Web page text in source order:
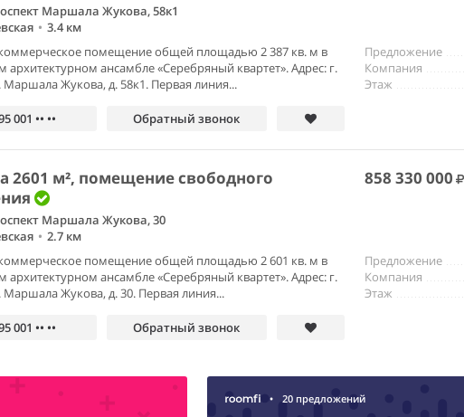
Маршала Жукова, 58к1
• 3.4 км
помещение общей площадью 2 387 кв. м в
архитектурном ансамбле «Серебряный квартет». Адрес: г.
Маршала Жукова, д. 58к1. Первая линия...
Предложение
Компания
Этаж
001 •• •• Обратный звонок
2601 м², помещение свободного
858 330 000
Маршала Жукова, 30
• 2.7 км
помещение общей площадью 2 601 кв. м в
архитектурном ансамбле «Серебряный квартет». Адрес: г.
Маршала Жукова, д. 30. Первая линия...
Предложение
Компания
Этаж
001 •• •• Обратный звонок
• 20 предложений